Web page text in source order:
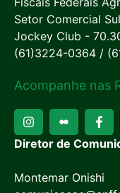
Setor Comercial
Jockey Club -
(61)3224-0364 /
Acompanhe nas
Diretor de
Montemar Onishi